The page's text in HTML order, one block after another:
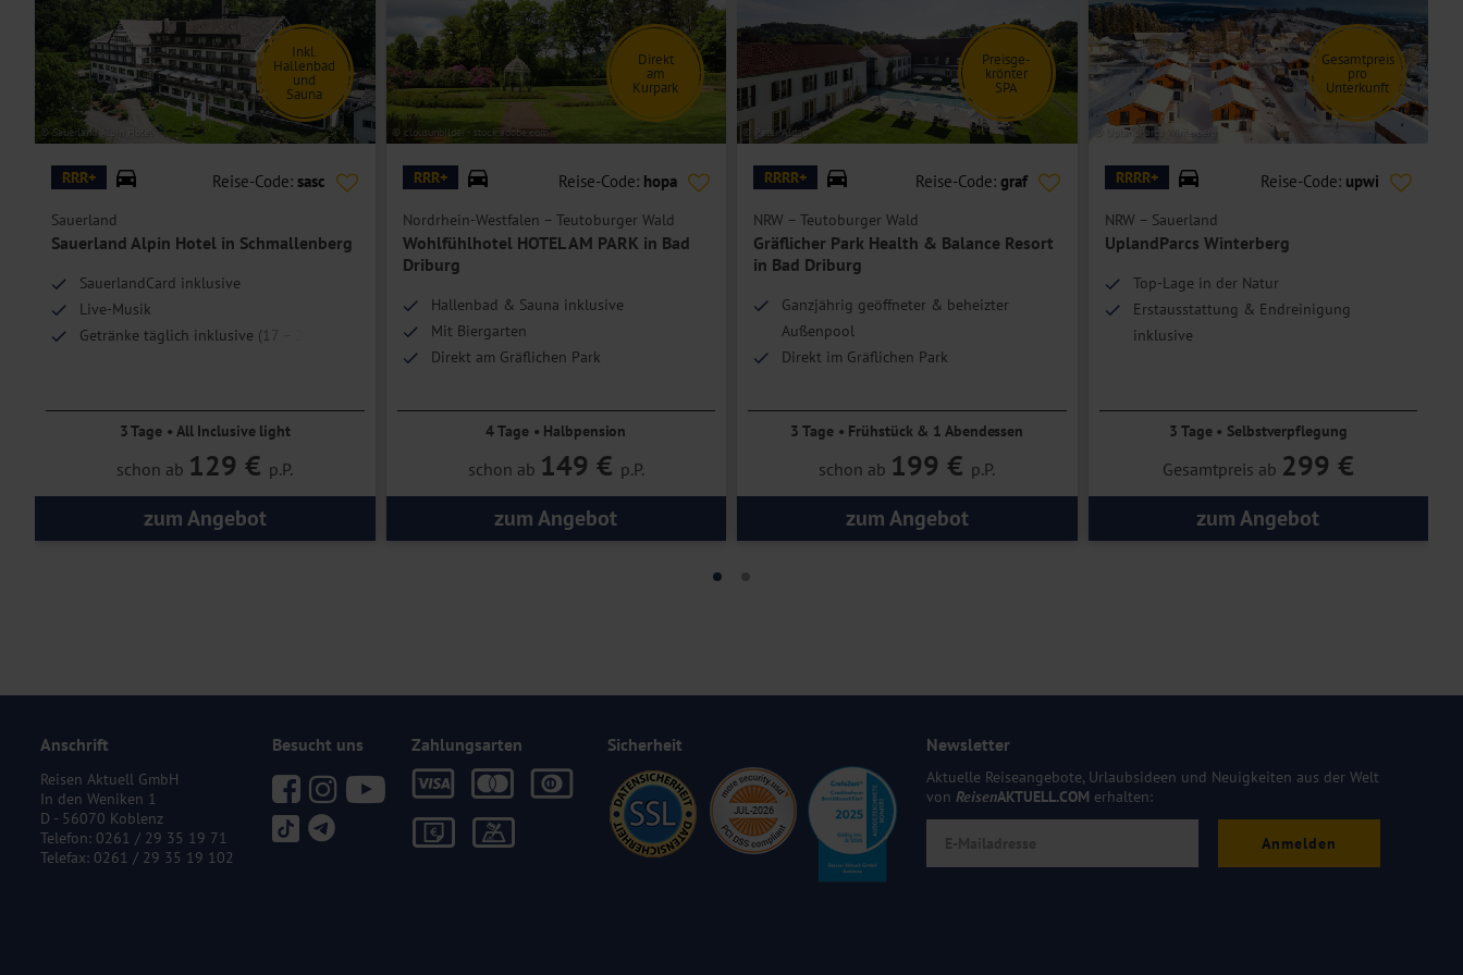
© Sauerland Alpin Hotel
Inkl.
Hallenbad
und
Sauna
RRR+ Reise-Code: sasc
Sauerland
Sauerland Alpin Hotel in Schmallenberg
SauerlandCard inklusive
Live-Musik
Getränke täglich inklusive (17 – 24 Uhr)
3 Tage • All Inclusive light
schon ab 129 € p.P.
zum Angebot
© clousunbilder - stock.adobe.com
Direkt
am
Kurpark
RRR+ Reise-Code: hopa
Nordrhein-Westfalen – Teutoburger Wald
Wohlfühlhotel HOTEL AM PARK in Bad
Driburg
Hallenbad & Sauna inklusive
Mit Biergarten
Direkt am Gräflichen Park
4 Tage • Halbpension
schon ab 149 € p.P.
zum Angebot
© Peter Aldag
Preisge-
krönter
SPA
RRRR+ Reise-Code: graf
NRW – Teutoburger Wald
Gräflicher Park Health & Balance Resort
in Bad Driburg
Ganzjährig geöffneter & beheizter
Außenpool
Direkt im Gräflichen Park
3 Tage • Frühstück & 1 Abendessen
schon ab 199 € p.P.
zum Angebot
© UplandParcs Winterberg
Gesamtpreis
pro
Unterkunft
RRRR+ Reise-Code: upwi
NRW – Sauerland
UplandParcs Winterberg
Top-Lage in der Natur
Erstausstattung & Endreinigung
inklusive
3 Tage • Selbstverpflegung
Gesamtpreis ab 299 €
zum Angebot
Anschrift
Reisen Aktuell GmbH
In den Weniken 1
D - 56070 Koblenz
Telefon: 0261 / 29 35 19 71
Telefax: 0261 / 29 35 19 102
Besucht uns Zahlungsarten Sicherheit Newsletter
Aktuelle Reiseangebote, Urlaubsideen und Neuigkeiten aus der Welt
von ReisenAKTUELL.COM erhalten:
Anmelden